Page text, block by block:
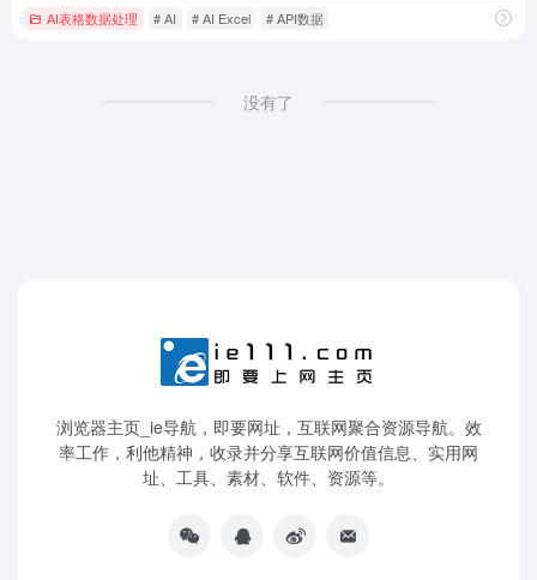
AI表格数据处理 # AI # AI Excel # API数据
没有了
浏览器主页_ie导航，即要网址，互联网聚合资源导航。效
率工作，利他精神，收录并分享互联网价值信息、实用网
址、工具、素材、软件、资源等。